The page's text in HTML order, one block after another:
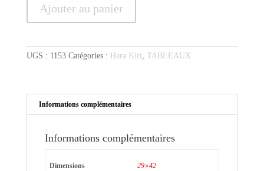
14
Ajouter au panier
UGS : 1153 Catégories : Hara Kiri, TABLEAUX
Informations complémentaires
Informations complémentaires
Dimensions 29×42